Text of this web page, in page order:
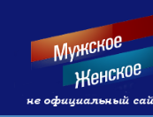
содержимому